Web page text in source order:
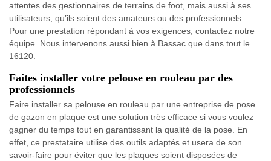
attentes des gestionnaires de terrains de foot, mais aussi à ses
utilisateurs, qu’ils soient des amateurs ou des professionnels.
Pour une prestation répondant à vos exigences, contactez notre
équipe. Nous intervenons aussi bien à Bassac que dans tout le
16120.
Faites installer votre pelouse en rouleau par des
professionnels
Faire installer sa pelouse en rouleau par une entreprise de pose
de gazon en plaque est une solution très efficace si vous voulez
gagner du temps tout en garantissant la qualité de la pose. En
effet, ce prestataire utilise des outils adaptés et usera de son
savoir-faire pour éviter que les plaques soient disposées de